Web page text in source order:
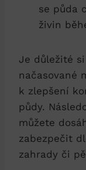
se půda
živin
Je důležité
načasované
k zlepšení
půdy.
můžete
zabezpečit
zahrady či